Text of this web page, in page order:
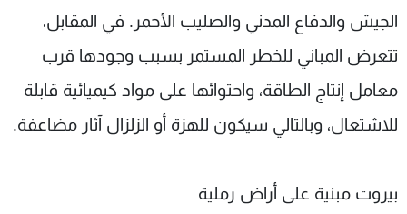
الجيش والدفاع المدني والصليب الأحمر. في المقابل،
تتعرض المباني للخطر المستمر بسبب وجودها قرب
معامل إنتاج الطاقة، واحتوائها على مواد كيميائية قابلة
للاشتعال، وبالتالي سيكون للهزة أو الزلزال آثار مضاعفة.
بيروت مبنية على أراض رملية